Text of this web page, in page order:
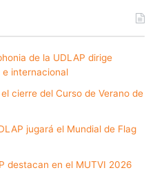
de la UDLAP dirige
internacional
cierre del Curso de Verano de
jugará el Mundial de Flag
destacan en el MUTVI 2026